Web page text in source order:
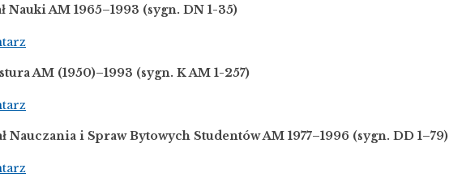
Nauki AM 1965–1993 (sygn. DN 1-35)
AM (1950)–1993 (sygn. K AM 1-257)
Nauczania i Spraw Bytowych Studentów AM 1977–1996 (sygn. DD 1–79)